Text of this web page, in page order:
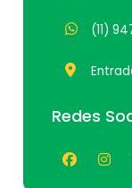
(11)
Redes